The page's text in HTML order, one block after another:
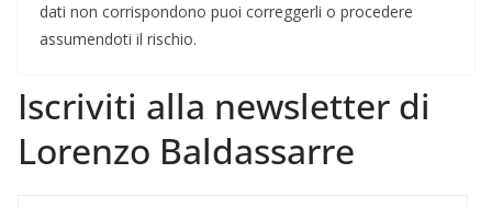
dati non corrispondono puoi correggerli o procedere
assumendoti il rischio.
Iscriviti alla newsletter di
Lorenzo Baldassarre